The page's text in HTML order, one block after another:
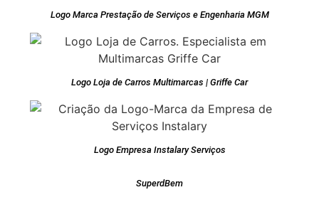
Logo Marca Prestação de Serviços e Engenharia MGM
Logo Loja de Carros Multimarcas | Griffe Car
Logo Empresa Instalary Serviços
SuperdBem